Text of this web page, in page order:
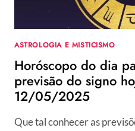
ASTROLOGIA E MISTICISMO
Horóscopo do dia
previsão do signo
12/05/2025
Que tal conhecer as